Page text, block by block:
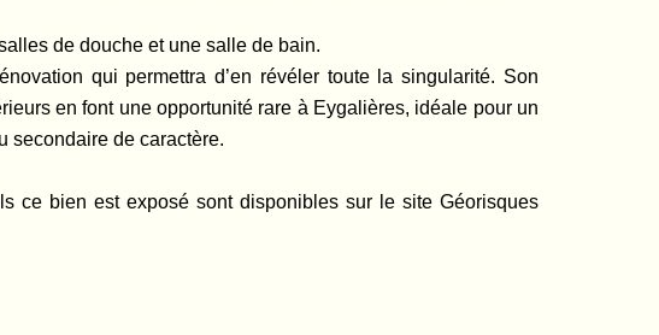
de douche et une salle de bain.
qui permettra d’en révéler toute la singularité. Son
en font une opportunité rare à Eygalières, idéale pour un
secondaire de caractère.
ce bien est exposé sont disponibles sur le site Géorisques